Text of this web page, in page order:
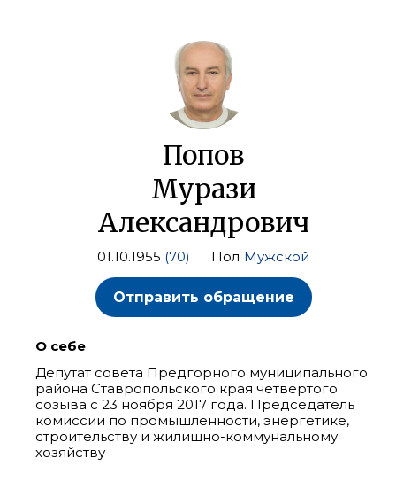
Попов
Мурази
Александрович
01.10.1955 (70) Пол Мужской
Отправить обращение
О себе
Депутат совета Предгорного муниципального
района Ставропольского края четвертого
созыва с 23 ноября 2017 года. Председатель
комиссии по промышленности, энергетике,
строительству и жилищно-коммунальному
хозяйству